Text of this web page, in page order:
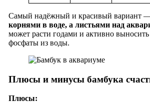
Самый надёжный и красивый вариант
корнями в воде, а листьями над
может расти годами и активно
фосфаты из воды.
Плюсы и минусы бамбука
Плюсы: